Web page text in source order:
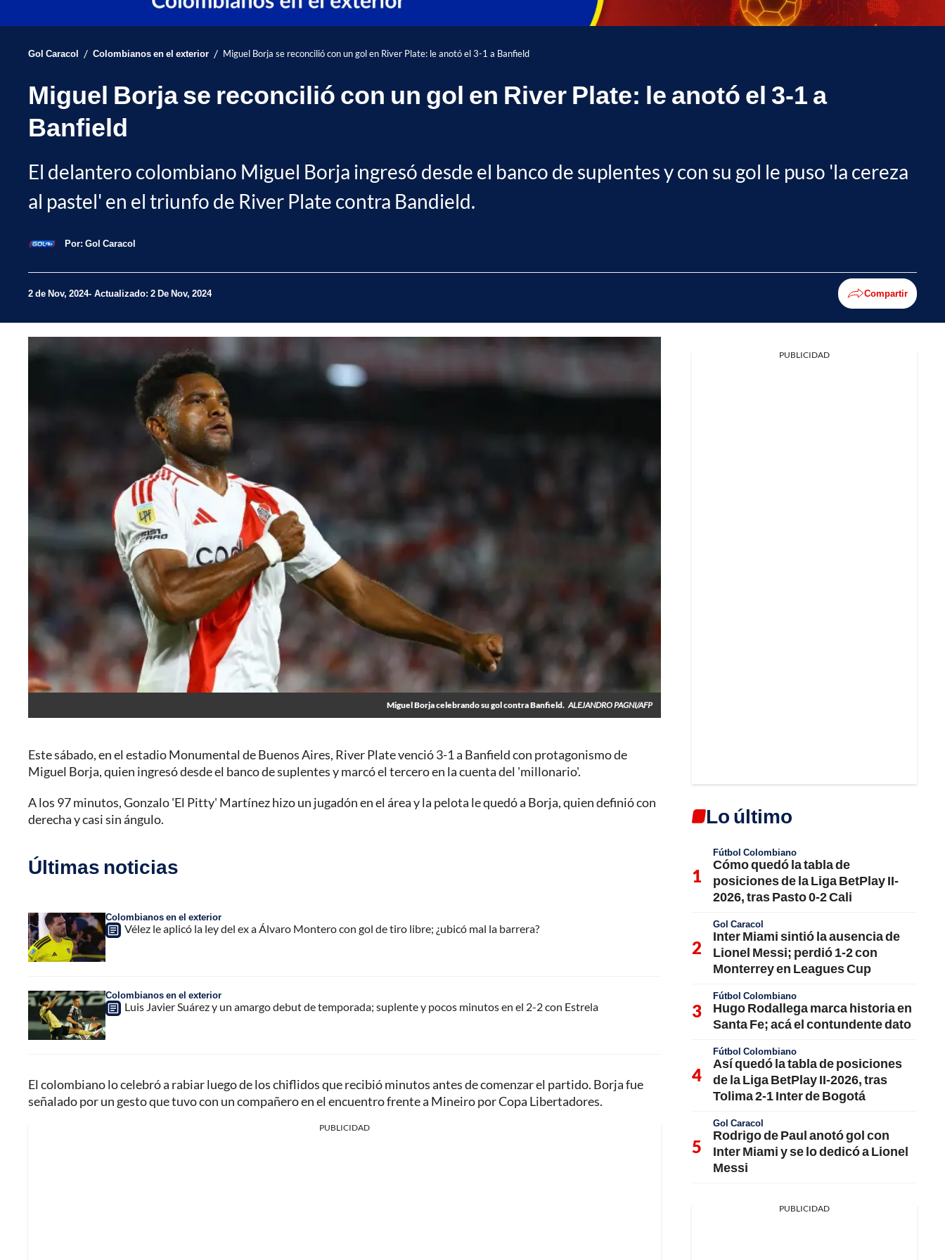
Gol Caracol / Colombianos en el exterior / Miguel Borja se reconcilió con un gol en River Plate: le anotó el 3-1 a Banfield
Miguel Borja se reconcilió con un gol en River Plate: le anotó el 3-1 a
Banfield
El delantero colombiano Miguel Borja ingresó desde el banco de suplentes y con su gol le puso 'la cereza
al pastel' en el triunfo de River Plate contra Bandield.
Por: Gol Caracol
2 de Nov, 2024 Actualizado: 2 De Nov, 2024 Compartir
Miguel Borja celebrando su gol contra Banfield. ALEJANDRO PAGNI/AFP
Este sábado, en el estadio Monumental de Buenos Aires, River Plate venció 3-1 a Banfield con protagonismo de
Miguel Borja, quien ingresó desde el banco de suplentes y marcó el tercero en la cuenta del 'millonario'.
A los 97 minutos, Gonzalo 'El Pitty' Martínez hizo un jugadón en el área y la pelota le quedó a Borja, quien definió con
derecha y casi sin ángulo.
Últimas noticias
Colombianos en el exterior
Vélez le aplicó la ley del ex a Álvaro Montero con gol de tiro libre; ¿ubicó mal la barrera?
Colombianos en el exterior
Luis Javier Suárez y un amargo debut de temporada; suplente y pocos minutos en el 2-2 con Estrela
El colombiano lo celebró a rabiar luego de los chiflidos que recibió minutos antes de comenzar el partido. Borja fue
señalado por un gesto que tuvo con un compañero en el encuentro frente a Mineiro por Copa Libertadores.
PUBLICIDAD
PUBLICIDAD
Lo último
Fútbol Colombiano
Cómo quedó la tabla de
posiciones de la Liga BetPlay II-
2026, tras Pasto 0-2 Cali
Gol Caracol
Inter Miami sintió la ausencia de
Lionel Messi; perdió 1-2 con
Monterrey en Leagues Cup
Fútbol Colombiano
Hugo Rodallega marca historia en
Santa Fe; acá el contundente dato
Fútbol Colombiano
Así quedó la tabla de posiciones
de la Liga BetPlay II-2026, tras
Tolima 2-1 Inter de Bogotá
Gol Caracol
Rodrigo de Paul anotó gol con
Inter Miami y se lo dedicó a Lionel
Messi
PUBLICIDAD